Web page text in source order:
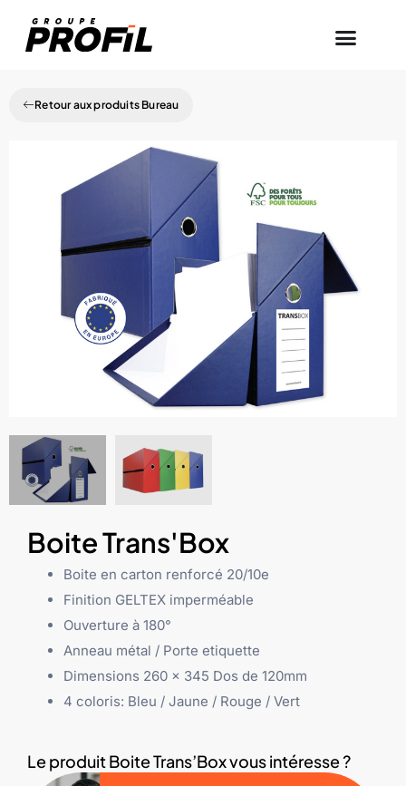
Retour aux produits Bureau
Boite Trans'Box
Boite en carton renforcé 20/10e
Finition GELTEX imperméable
Ouverture à 180°
Anneau métal / Porte etiquette
Dimensions 260 x 345 Dos de 120mm
4 coloris: Bleu / Jaune / Rouge / Vert
Le produit Boite Trans’Box vous intéresse ?